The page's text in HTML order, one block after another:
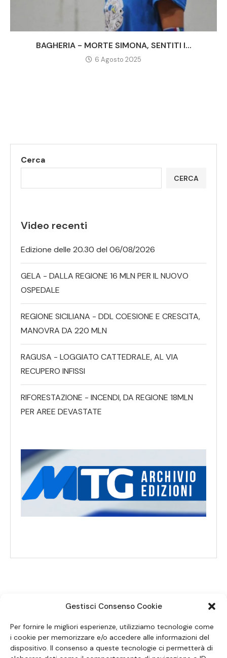
Gestisci Consenso Cookie
Per fornire le migliori esperienze, utilizziamo tecnologie come
i cookie per memorizzare e/o accedere alle informazioni del
dispositivo. Il consenso a queste tecnologie ci permetterà di
BAGHERIA - MORTE SIMONA, SENTITI I...
6 Agosto 2025
Cerca
CERCA
Video recenti
Edizione delle 20.30 del 06/08/2026
GELA - DALLA REGIONE 16 MLN PER IL NUOVO
OSPEDALE
REGIONE SICILIANA - DDL COESIONE E CRESCITA,
MANOVRA DA 220 MLN
RAGUSA - LOGGIATO CATTEDRALE, AL VIA
RECUPERO INFISSI
RIFORESTAZIONE - INCENDI, DA REGIONE 18MLN
PER AREE DEVASTATE
SEGUICI SUI SOCIAL